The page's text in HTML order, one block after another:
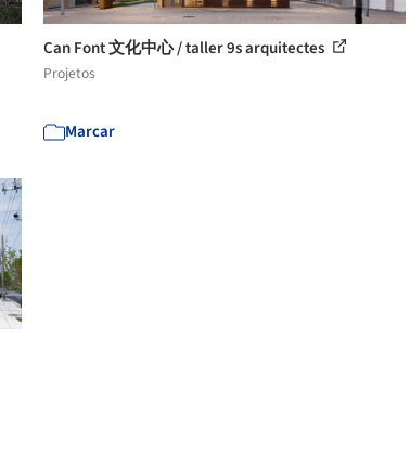
Can Font 文化中心 / taller 9s arquitectes
Projetos
Marcar